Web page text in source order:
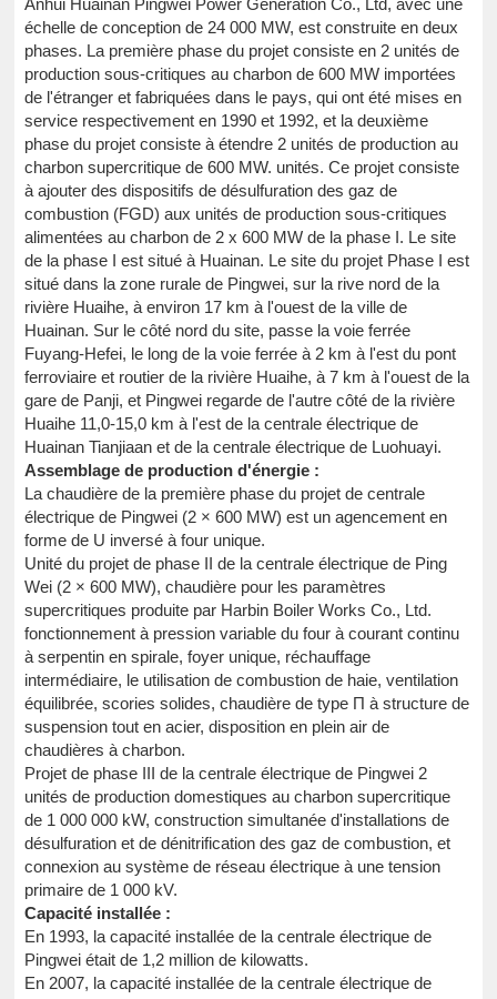
échelle de conception de 24 000 MW, est construite en deux
phases. La première phase du projet consiste en 2 unités de
production sous-critiques au charbon de 600 MW importées
de l'étranger et fabriquées dans le pays, qui ont été mises en
service respectivement en 1990 et 1992, et la deuxième
phase du projet consiste à étendre 2 unités de production au
charbon supercritique de 600 MW. unités. Ce projet consiste
à ajouter des dispositifs de désulfuration des gaz de
combustion (FGD) aux unités de production sous-critiques
alimentées au charbon de 2 x 600 MW de la phase I. Le site
de la phase I est situé à Huainan. Le site du projet Phase I est
situé dans la zone rurale de Pingwei, sur la rive nord de la
rivière Huaihe, à environ 17 km à l'ouest de la ville de
Huainan. Sur le côté nord du site, passe la voie ferrée
Fuyang-Hefei, le long de la voie ferrée à 2 km à l'est du pont
ferroviaire et routier de la rivière Huaihe, à 7 km à l'ouest de la
gare de Panji, et Pingwei regarde de l'autre côté de la rivière
Huaihe 11,0-15,0 km à l'est de la centrale électrique de
Huainan Tianjiaan et de la centrale électrique de Luohuayi.
Assemblage de production d'énergie :
La chaudière de la première phase du projet de centrale
électrique de Pingwei (2 × 600 MW) est un agencement en
forme de U inversé à four unique.
Unité du projet de phase II de la centrale électrique de Ping
Wei (2 × 600 MW), chaudière pour les paramètres
supercritiques produite par Harbin Boiler Works Co., Ltd.
fonctionnement à pression variable du four à courant continu
à serpentin en spirale, foyer unique, réchauffage
intermédiaire, le utilisation de combustion de haie, ventilation
équilibrée, scories solides, chaudière de type Π à structure de
suspension tout en acier, disposition en plein air de
chaudières à charbon.
Projet de phase III de la centrale électrique de Pingwei 2
unités de production domestiques au charbon supercritique
de 1 000 000 kW, construction simultanée d'installations de
désulfuration et de dénitrification des gaz de combustion, et
connexion au système de réseau électrique à une tension
primaire de 1 000 kV.
Capacité installée :
En 1993, la capacité installée de la centrale électrique de
Pingwei était de 1,2 million de kilowatts.
En 2007, la capacité installée de la centrale électrique de